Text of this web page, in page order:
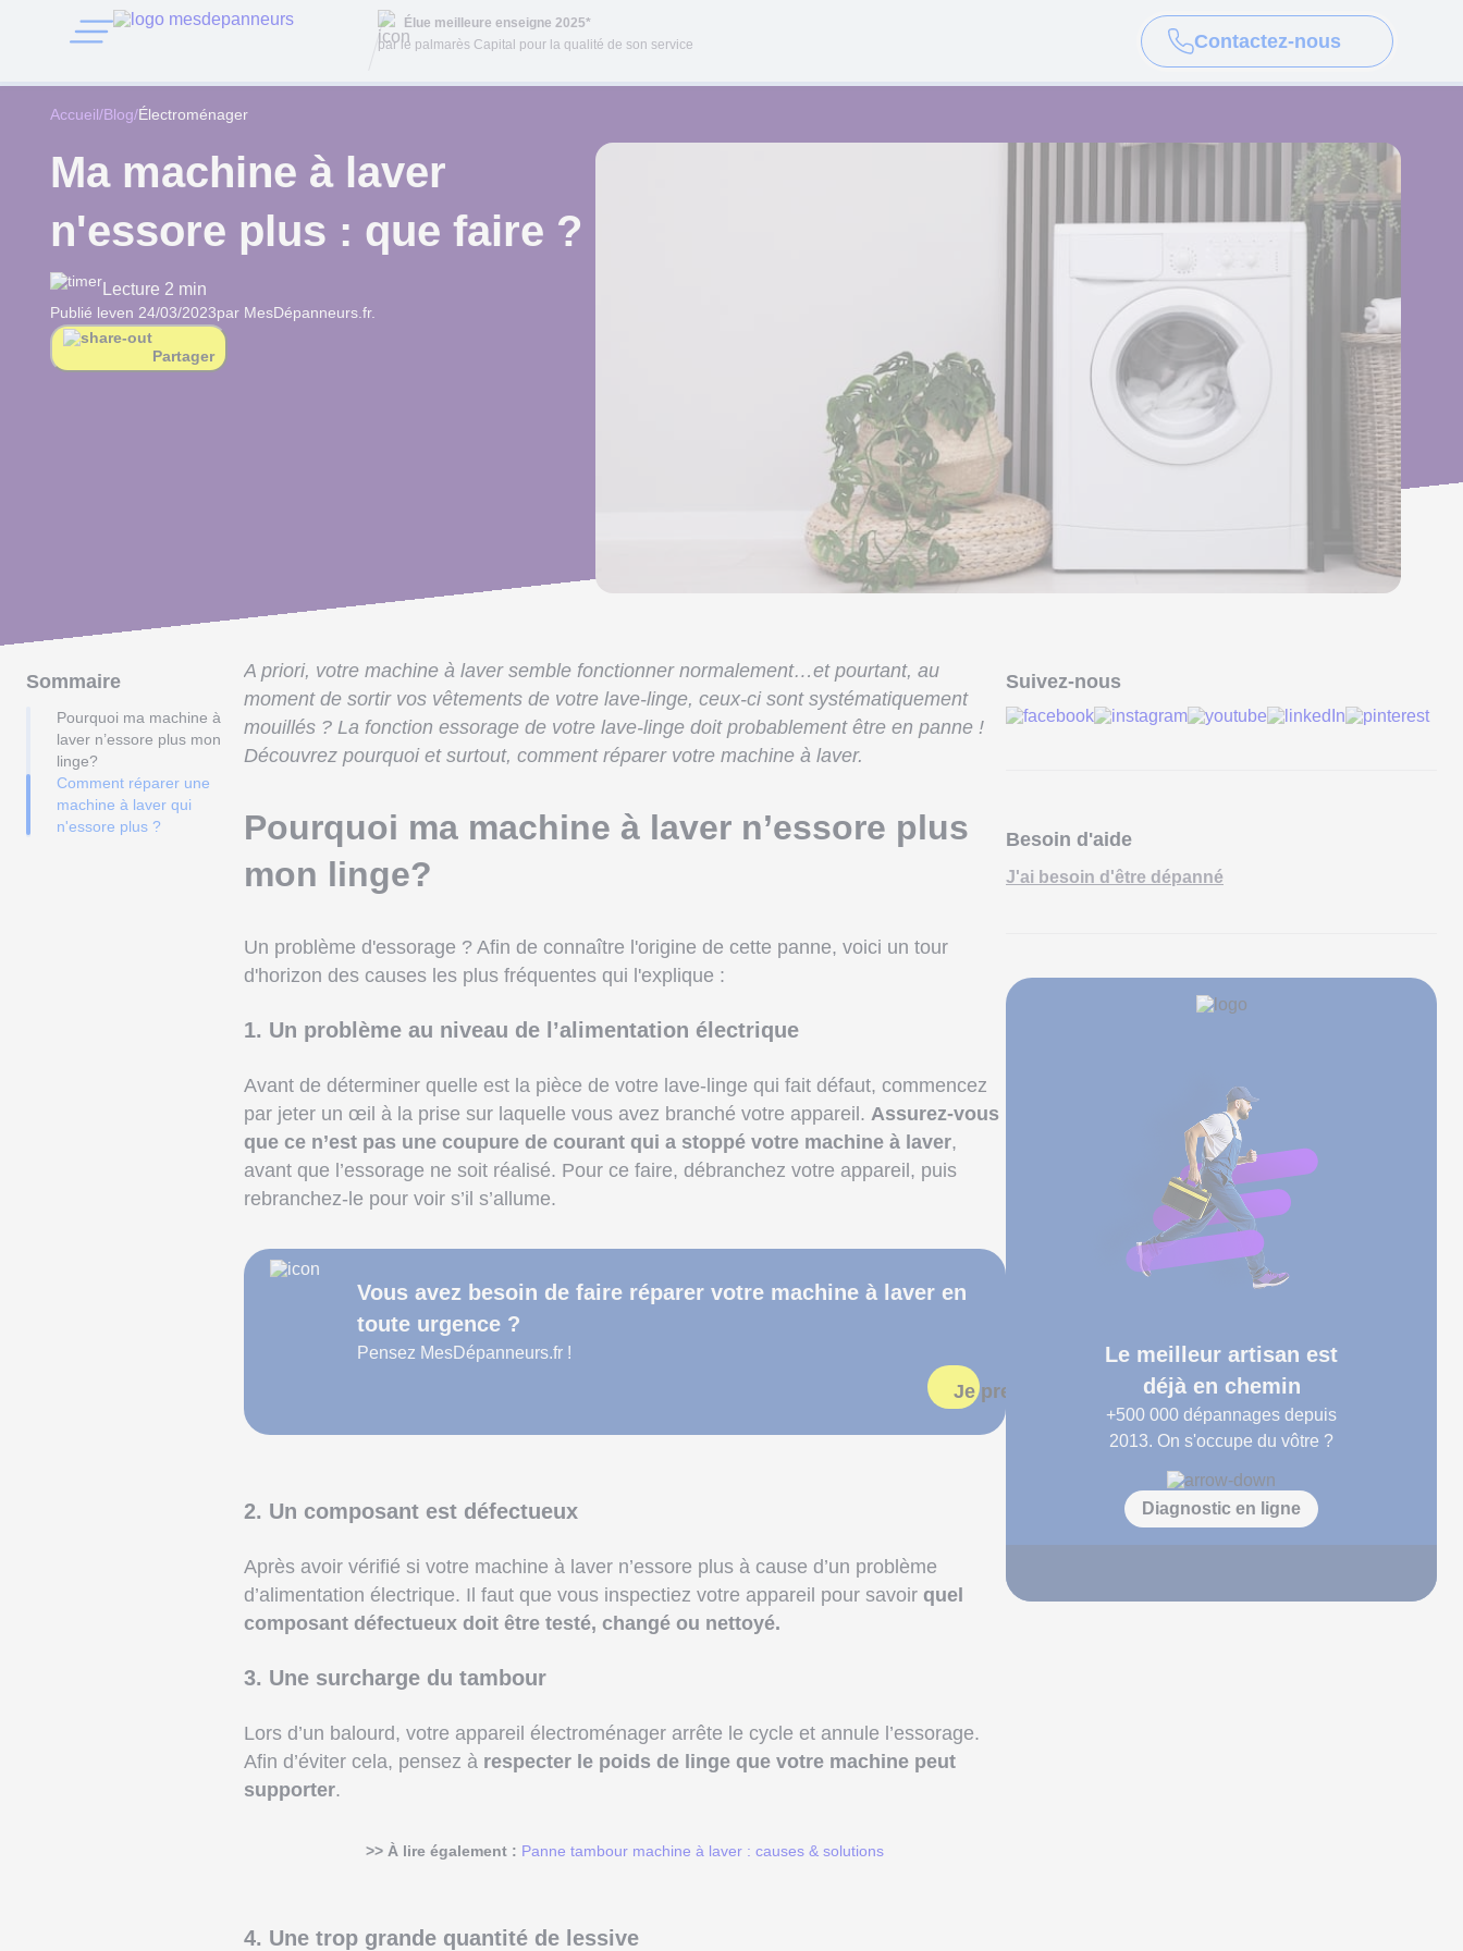
Élue meilleure enseigne 2025*
par le palmarès Capital pour la qualité de son service
Contactez-nous
Accueil/Blog/Électroménager
Ma machine à laver
n'essore plus : que faire ?
Lecture 2 min
Publié leven 24/03/2023par MesDépanneurs.fr.
Partager
Sommaire
Pourquoi ma machine à
laver n’essore plus mon
linge?
Comment réparer une
machine à laver qui
n'essore plus ?
A priori, votre machine à laver semble fonctionner normalement…et pourtant, au
moment de sortir vos vêtements de votre lave-linge, ceux-ci sont systématiquement
mouillés ? La fonction essorage de votre lave-linge doit probablement être en panne !
Découvrez pourquoi et surtout, comment réparer votre machine à laver.
Pourquoi ma machine à laver n’essore plus
mon linge?
Un problème d'essorage ? Afin de connaître l'origine de cette panne, voici un tour
d'horizon des causes les plus fréquentes qui l'explique :
1. Un problème au niveau de l’alimentation électrique
Avant de déterminer quelle est la pièce de votre lave-linge qui fait défaut, commencez
par jeter un œil à la prise sur laquelle vous avez branché votre appareil. Assurez-vous
que ce n’est pas une coupure de courant qui a stoppé votre machine à laver,
avant que l’essorage ne soit réalisé. Pour ce faire, débranchez votre appareil, puis
rebranchez-le pour voir s’il s’allume.
Vous avez besoin de faire réparer votre machine à laver en
toute urgence ?
Pensez MesDépanneurs.fr !
Je prends rendez-vous
2. Un composant est défectueux
Après avoir vérifié si votre machine à laver n’essore plus à cause d’un problème
d’alimentation électrique. Il faut que vous inspectiez votre appareil pour savoir quel
composant défectueux doit être testé, changé ou nettoyé.
3. Une surcharge du tambour
Lors d’un balourd, votre appareil électroménager arrête le cycle et annule l’essorage.
Afin d’éviter cela, pensez à respecter le poids de linge que votre machine peut
supporter.
>> À lire également : Panne tambour machine à laver : causes & solutions
4. Une trop grande quantité de lessive
Suivez-nous
Besoin d'aide
J'ai besoin d'être dépanné
Le meilleur artisan est
déjà en chemin
+500 000 dépannages depuis
2013. On s'occupe du vôtre ?
Diagnostic en ligne